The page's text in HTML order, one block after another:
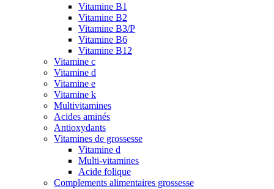
Vitamine B1
Vitamine B2
Vitamine B3/P
Vitamine B6
Vitamine B12
Vitamine c
Vitamine d
Vitamine e
Vitamine k
Multivitamines
Acides aminés
Antioxydants
Vitamines de grossesse
Vitamine d
Multi-vitamines
Acide folique
Complements alimentaires grossesse